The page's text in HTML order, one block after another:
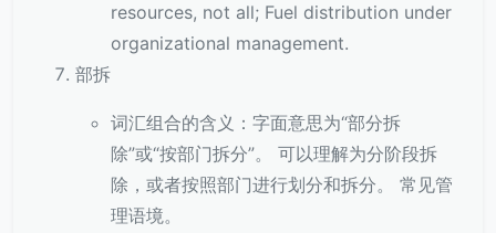
resources, not all; Fuel distribution under
organizational management.
部拆
词汇组合的含义：字面意思为“部分拆
除”或“按部门拆分”。 可以理解为分阶段拆
除，或者按照部门进行划分和拆分。 常见管
理语境。